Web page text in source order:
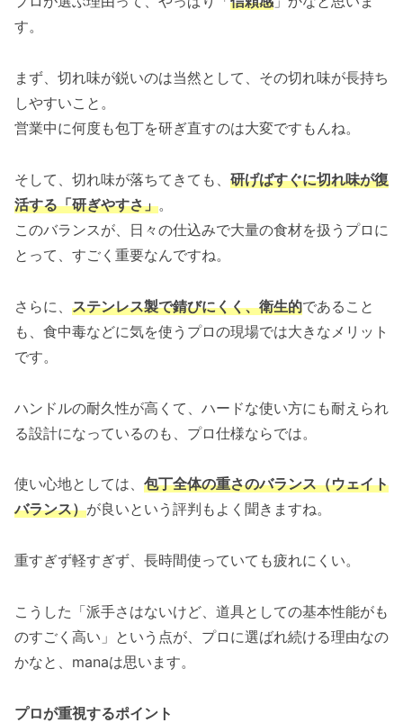
す。
まず、切れ味が鋭いのは当然として、その切れ味が長持ち
しやすいこと。
営業中に何度も包丁を研ぎ直すのは大変ですもんね。
そして、切れ味が落ちてきても、 研げばすぐに切れ味が復
活する「研ぎやすさ」。
このバランスが、日々の仕込みで大量の食材を扱うプロに
とって、すごく重要なんですね。
さらに、 ステンレス製で錆びにくく、衛生的であること
も、食中毒などに気を使うプロの現場では大きなメリット
です。
ハンドルの耐久性が高くて、ハードな使い方にも耐えられ
る設計になっているのも、プロ仕様ならでは。
使い心地としては、 包丁全体の重さのバランス（ウェイト
バランス）が良いという評判もよく聞きますね。
重すぎず軽すぎず、長時間使っていても疲れにくい。
こうした「派手さはないけど、道具としての基本性能がも
のすごく高い」という点が、プロに選ばれ続ける理由なの
かなと、manaは思います。
プロが重視するポイント